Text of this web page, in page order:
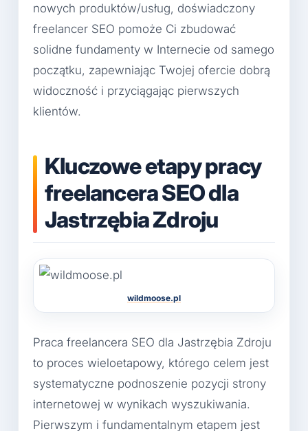
nowych produktów/usług, doświadczony
freelancer SEO pomoże Ci zbudować
solidne fundamenty w Internecie od samego
początku, zapewniając Twojej ofercie dobrą
widoczność i przyciągając pierwszych
klientów.
Kluczowe etapy pracy
freelancera SEO dla
Jastrzębia Zdroju
wildmoose.pl
Praca freelancera SEO dla Jastrzębia Zdroju
to proces wieloetapowy, którego celem jest
systematyczne podnoszenie pozycji strony
internetowej w wynikach wyszukiwania.
Pierwszym i fundamentalnym etapem jest